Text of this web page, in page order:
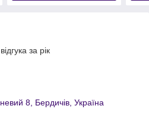
за рік
8, Бердичів, Україна